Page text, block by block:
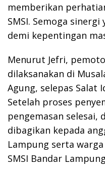
memberikan
SMSI. Semoga
demi kepentingan
Menurut Jefri,
dilaksanakan di
Agung, selepas Salat
Setelah proses
pengemasan selesai,
dibagikan kepada
Lampung serta
SMSI Bandar